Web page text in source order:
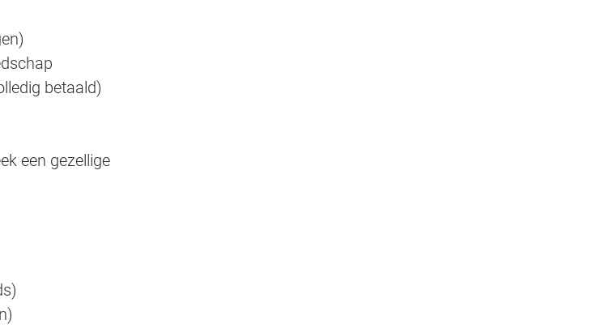
betaald)
een gezellige